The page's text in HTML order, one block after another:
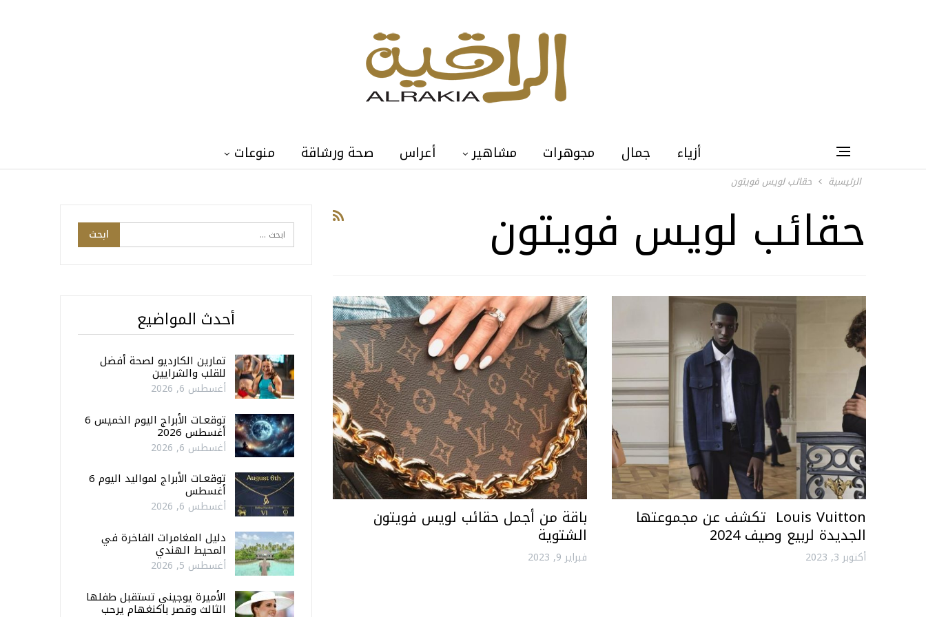
أزياء جمال مجوهرات مشاهير أعراس صحة ورشاقة منوعات
الرئيسية حقائب لويس فويتون
حقائب لويس فويتون
Louis Vuitton تكشف عن مجموعتها
الجديدة لربيع وصيف 2024
أكتوبر 3, 2023
باقة من أجمل حقائب لويس فويتون
الشتوية
فبراير 9, 2023
أحدث المواضيع
تمارين الكارديو لصحة أفضل
للقلب والشرايين
أغسطس 6, 2026
توقعـات الأبراج اليوم الخميس 6
أغسطس 2026
أغسطس 6, 2026
توقعـات الأبراج لمواليد اليوم 6
أغسطس
أغسطس 6, 2026
دليل المغامرات الفاخرة في
المحيط الهندي
أغسطس 5, 2026
الأميرة يوجيني تستقبل طفلها
الثالث وقصر باكنغهام يرحب